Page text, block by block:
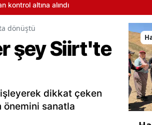
alındı
dönüştü
şey Siirt'te
dikkat çeken
önemini sanatla